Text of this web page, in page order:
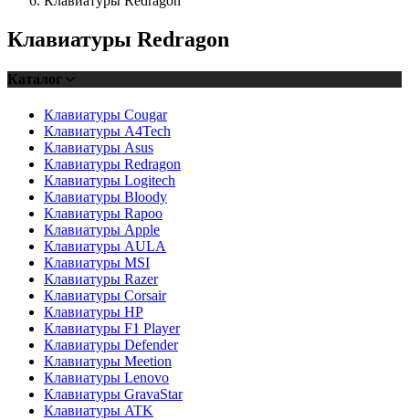
Клавиатуры Redragon
Каталог
Клавиатуры Cougar
Клавиатуры A4Tech
Клавиатуры Asus
Клавиатуры Redragon
Клавиатуры Logitech
Клавиатуры Bloody
Клавиатуры Rapoo
Клавиатуры Apple
Клавиатуры AULA
Клавиатуры MSI
Клавиатуры Razer
Клавиатуры Corsair
Клавиатуры HP
Клавиатуры F1 Player
Клавиатуры Defender
Клавиатуры Meetion
Клавиатуры Lenovo
Клавиатуры GravaStar
Клавиатуры ATK